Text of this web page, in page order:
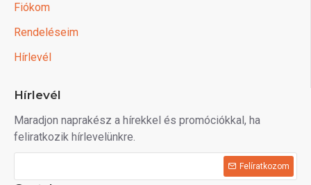
Fiókom
Rendeléseim
Hírlevél
Hírlevél
Maradjon naprakész a hírekkel és promóciókkal, ha
feliratkozik hírlevelünkre.
Felíratkozom